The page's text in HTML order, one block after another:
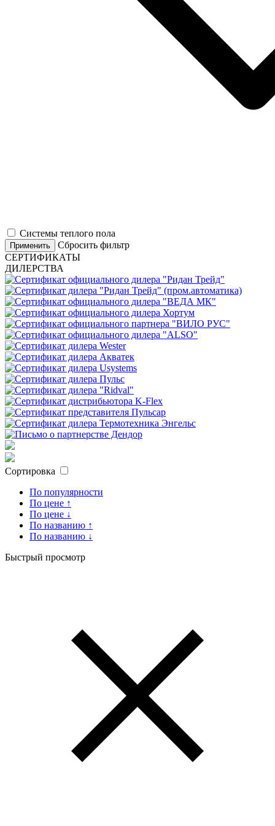
Системы теплого пола
Применить
Сбросить фильтр
СЕРТИФИКАТЫ
ДИЛЕРСТВА
Сортировка
По популярности
По цене ↑
По цене ↓
По названию ↑
По названию ↓
Быстрый просмотр